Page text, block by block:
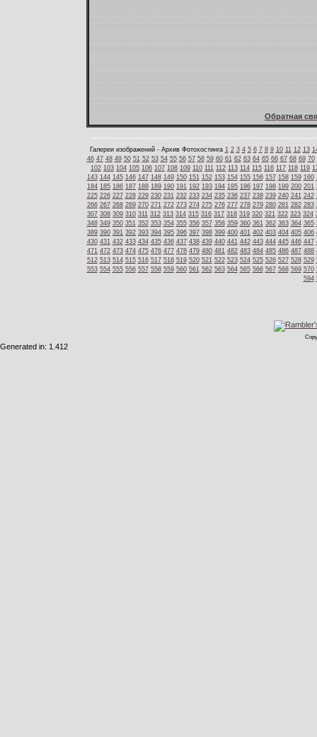
Обратная
Галереи изображений - Архив Фотохостинга 1 2 3 4 5 6 7 8 9 10 11 12 13
46 47 48 49 50 51 52 53 54 55 56 57 58 59 60 61 62 63 64 65 66 67 68 69 70
102 103 104 105 106 107 108 109 110 111 112 113 114 115 116 117 118 119
143 144 145 146 147 148 149 150 151 152 153 154 155 156 157 158 159 160
184 185 186 187 188 189 190 191 192 193 194 195 196 197 198 199 200 201
225 226 227 228 229 230 231 232 233 234 235 236 237 238 239 240 241 242
266 267 268 269 270 271 272 273 274 275 276 277 278 279 280 281 282 283
307 308 309 310 311 312 313 314 315 316 317 318 319 320 321 322 323 324
348 349 350 351 352 353 354 355 356 357 358 359 360 361 362 363 364 365
389 390 391 392 393 394 395 396 397 398 399 400 401 402 403 404 405 406
430 431 432 433 434 435 436 437 438 439 440 441 442 443 444 445 446 447
471 472 473 474 475 476 477 478 479 480 481 482 483 484 485 486 487 488
512 513 514 515 516 517 518 519 520 521 522 523 524 525 526 527 528 529
553 554 555 556 557 558 559 560 561 562 563 564 565 566 567 568 569 570
594
Generated in: 1.412